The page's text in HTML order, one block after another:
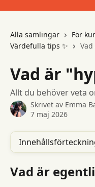
Alla samlingar
För
Värdefulla tips ✨
Vad är
Allt du behöver veta
Skrivet av Emma
7 maj 2026
Vad är